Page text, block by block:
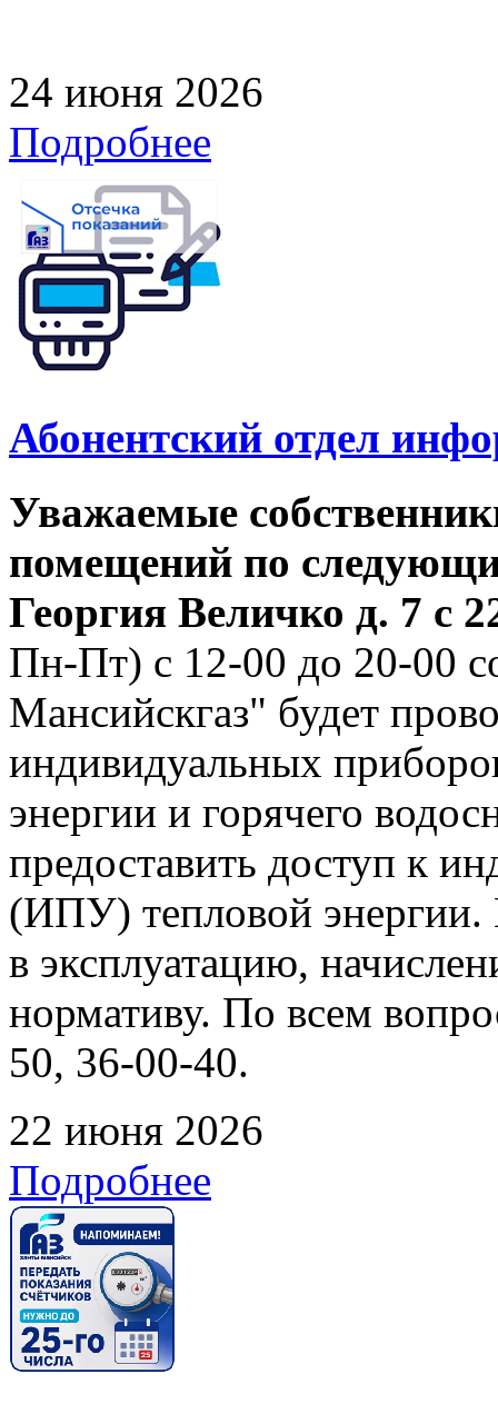
24 июня 2026
Подробнее
Абонентский отдел
Уважаемые
помещений по
Георгия Величко д. 7 с
Пн-Пт) с 12-00 до 20-00
Мансийскгаз" будет
индивидуальных
энергии и горячего
предоставить доступ к
(ИПУ) тепловой энергии.
в эксплуатацию,
нормативу. По всем
50, 36-00-40.
22 июня 2026
Подробнее